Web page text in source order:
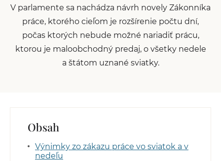
V parlamente sa nachádza návrh novely Zákonníka
práce, ktorého cieľom je rozšírenie počtu dní,
počas ktorých nebude možné nariadiť prácu,
ktorou je maloobchodný predaj, o všetky nedele
a štátom uznané sviatky.
Obsah
Výnimky zo zákazu práce vo sviatok a v
nedeľu